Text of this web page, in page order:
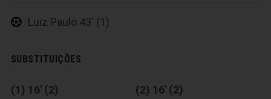
Luiz Paulo 43' (1)
SUBSTITUIÇÕES
(1) 16' (2) (2) 16' (2)